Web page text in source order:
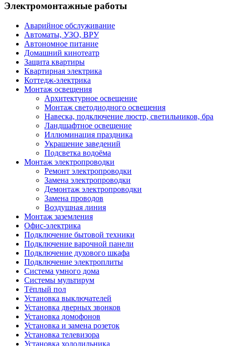
Электромонтажные работы
Аварийное обслуживание
Автоматы, УЗО, ВРУ
Автономное питание
Домашний кинотеатр
Защита квартиры
Квартирная электрика
Коттедж-электрика
Монтаж освещения
Архитектурное освещение
Монтаж светодиодного освещения
Навеска, подключение люстр, светильников, бра
Ландшафтное освещение
Иллюминация праздника
Украшение заведений
Подсветка водоёма
Монтаж электропроводки
Ремонт электропроводки
Замена электропроводки
Демонтаж электропроводки
Замена проводов
Воздушная линия
Монтаж заземления
Офис-электрика
Подключение бытовой техники
Подключение варочной панели
Подключение духового шкафа
Подключение электроплиты
Система умного дома
Системы мультирум
Тёплый пол
Установка выключателей
Установка дверных звонков
Установка домофонов
Установка и замена розеток
Установка телевизора
Установка холодильника